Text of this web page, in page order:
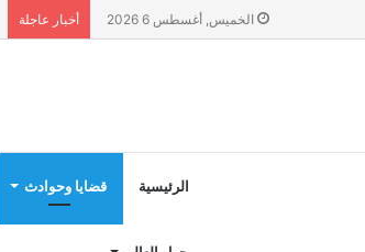
الخميس, أغسطس 6 2026 أخبار عاجلة
الرئيسية قضايا وحوادث